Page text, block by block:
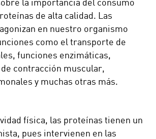
de alta calidad. Las
en nuestro organismo
como el transporte de
funciones enzimáticas,
contracción muscular,
y muchas otras más.
física, las proteínas tienen un
pues intervienen en las